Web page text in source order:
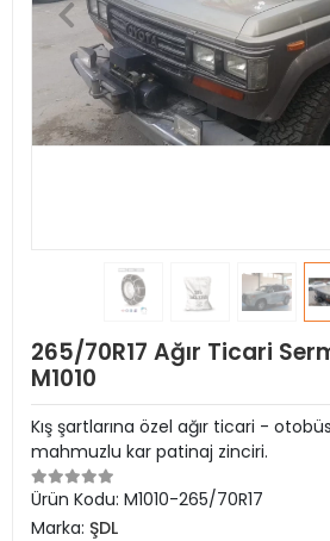
265/70R17 Ağır Ticari
M1010
Kış şartlarına özel ağır ticari -
mahmuzlu kar patinaj zinciri.
Ürün Kodu: M1010-265/70R17
Marka: ŞDL